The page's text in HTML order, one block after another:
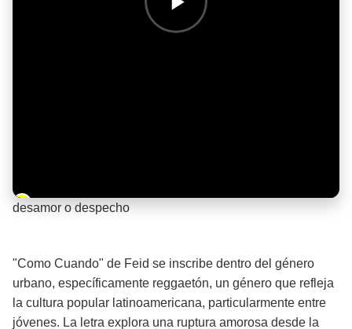
Barra de progreso de la reproducción
desamor o despecho
"Como Cuando" de Feid se inscribe dentro del género
urbano, específicamente reggaetón, un género que refleja
la cultura popular latinoamericana, particularmente entre
jóvenes. La letra explora una ruptura amorosa desde la